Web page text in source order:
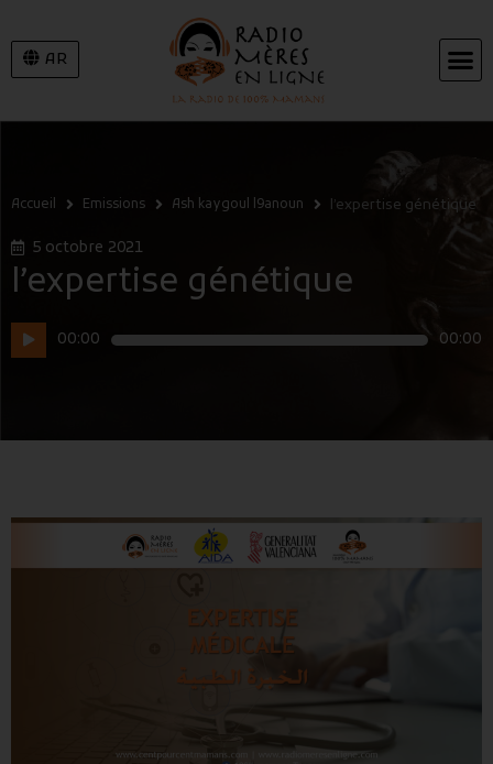
AR
Accueil Emissions Ash kaygoul l9anoun l’expertise génétique
5 octobre 2021
l’expertise génétique
Lecteur
audio
00:00 00:00